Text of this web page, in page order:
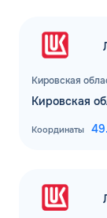
Кировская
Кировская
Координаты